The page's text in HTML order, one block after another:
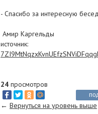
- Спасибо за интересную
Амир Каргельды
24 просмотров
← Вернуться на уровень выше